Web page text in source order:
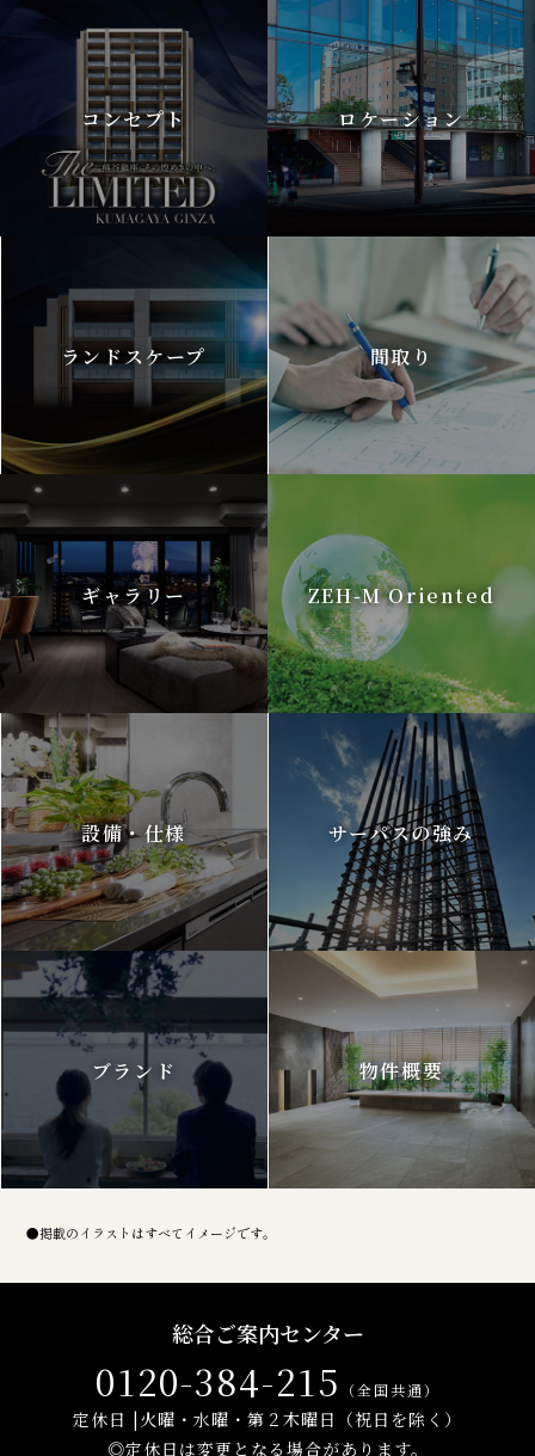
●掲載のイラストはすべてイメージです。
コンセプト ロケーション
ランドスケープ 間取り
ギャラリー ZEH-M Oriented
設備・仕様 サーパスの強み
ブランド 物件概要
総合ご案内センター
0120-384-215 （全国共通）
定休日 |火曜・水曜・第２木曜日（祝日を除く）
◎定休日は変更となる場合があります。